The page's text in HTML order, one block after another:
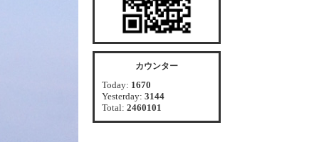
カウンター
Today: 1670
Yesterday: 3144
Total: 2460101